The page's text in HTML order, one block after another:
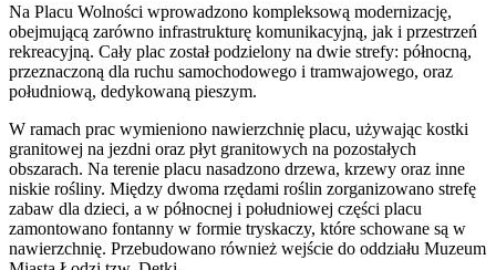
Na Placu Wolności wprowadzono kompleksową modernizację,
obejmującą zarówno infrastrukturę komunikacyjną, jak i przestrzeń
rekreacyjną. Cały plac został podzielony na dwie strefy: północną,
przeznaczoną dla ruchu samochodowego i tramwajowego, oraz
południową, dedykowaną pieszym.
W ramach prac wymieniono nawierzchnię placu, używając kostki
granitowej na jezdni oraz płyt granitowych na pozostałych
obszarach. Na terenie placu nasadzono drzewa, krzewy oraz inne
niskie rośliny. Między dwoma rzędami roślin zorganizowano strefę
zabaw dla dzieci, a w północnej i południowej części placu
zamontowano fontanny w formie tryskaczy, które schowane są w
nawierzchnię. Przebudowano również wejście do oddziału Muzeum